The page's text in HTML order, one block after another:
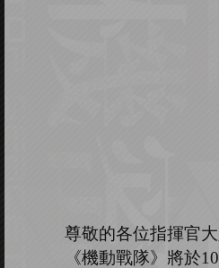
尊敬的各位指揮官大
《機動戰隊》將於10